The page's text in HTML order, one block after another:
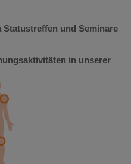
Statustreffen und Seminare
in unserer